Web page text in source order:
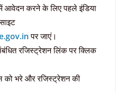
आवेदन करने के लिए पहले इंडिया
पर जाएं।
रजिस्ट्रेशन लिंक पर क्लिक
को भरे और रजिस्ट्रेशन की